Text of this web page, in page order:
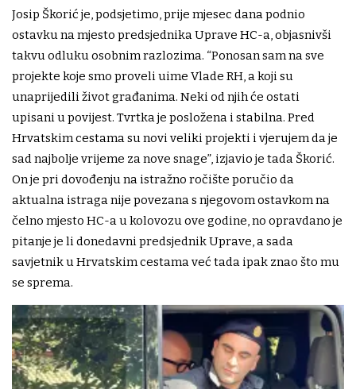
​Josip Škorić je, podsjetimo, prije mjesec dana podnio
ostavku na mjesto predsjednika Uprave HC-a, objasnivši
takvu odluku osobnim razlozima. “Ponosan sam na sve
projekte koje smo proveli uime Vlade RH, a koji su
unaprijedili život građanima. Neki od njih će ostati
upisani u povijest. Tvrtka je posložena i stabilna. Pred
Hrvatskim cestama su novi veliki projekti i vjerujem da je
sad najbolje vrijeme za nove snage”, izjavio je tada Škorić.
On je pri dovođenju na istražno ročište poručio da
aktualna istraga nije povezana s njegovom ostavkom na
čelno mjesto HC-a u kolovozu ove godine, no opravdano je
pitanje je li donedavni predsjednik Uprave, a sada
savjetnik u Hrvatskim cestama već tada ipak znao što mu
se sprema.